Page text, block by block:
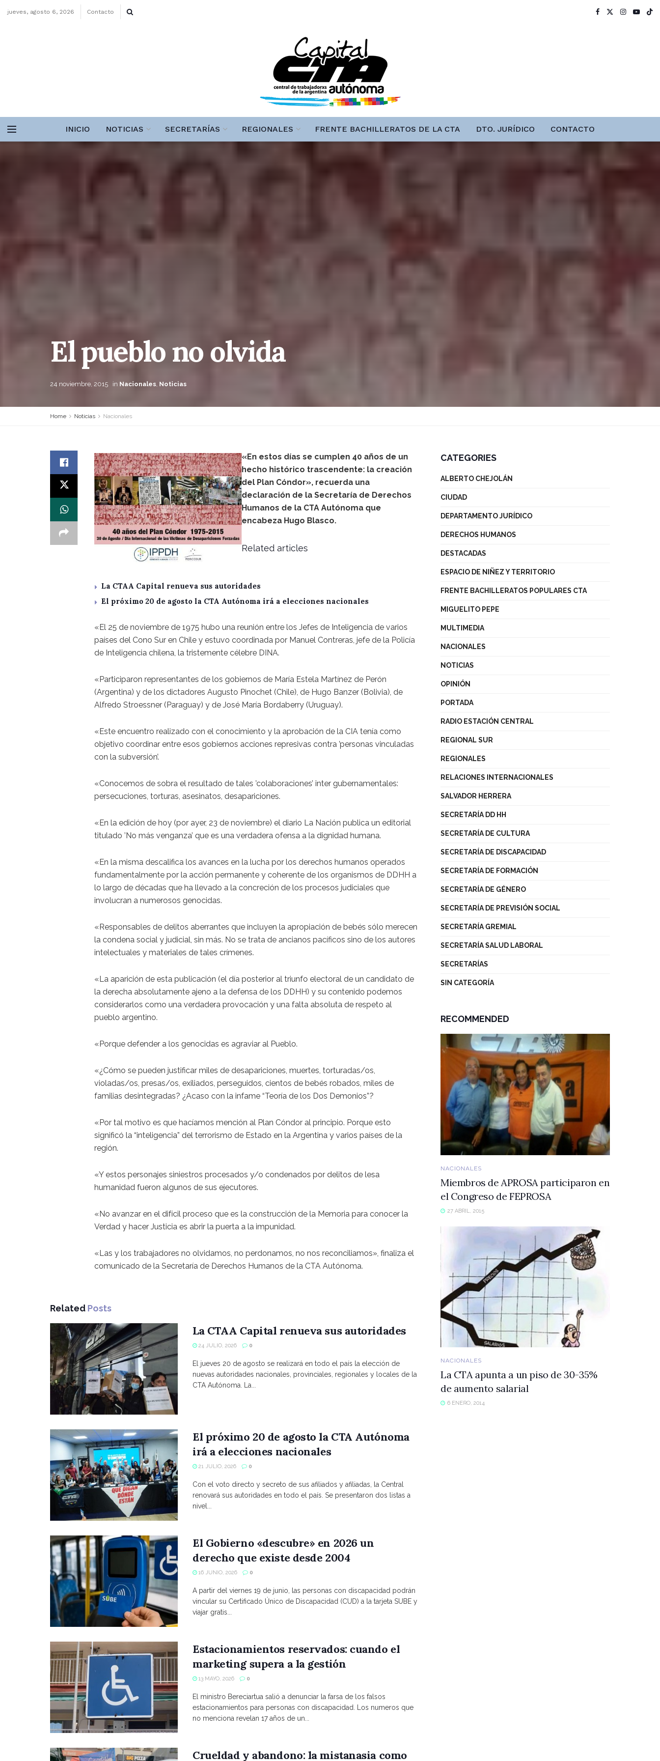
jueves, agosto 6, 2026 Contacto
INICIO NOTICIAS SECRETARÍAS REGIONALES FRENTE BACHILLERATOS DE LA CTA DTO. JURÍDICO CONTACTO
El pueblo no olvida
24 noviembre, 2015 in Nacionales, Noticias
Home Noticias Nacionales
«En estos días se cumplen 40 años de un
hecho histórico trascendente: la creación
del Plan Cóndor», recuerda una
declaración de la Secretaría de Derechos
Humanos de la CTA Autónoma que
encabeza Hugo Blasco.
Related articles
La CTAA Capital renueva sus autoridades
El próximo 20 de agosto la CTA Autónoma irá a elecciones nacionales
«El 25 de noviembre de 1975 hubo una reunión entre los Jefes de Inteligencia de varios
países del Cono Sur en Chile y estuvo coordinada por Manuel Contreras, jefe de la Policía
de Inteligencia chilena, la tristemente célebre DINA.
«Participaron representantes de los gobiernos de María Estela Martínez de Perón
(Argentina) y de los dictadores Augusto Pinochet (Chile), de Hugo Banzer (Bolivia), de
Alfredo Stroessner (Paraguay) y de José María Bordaberry (Uruguay).
«Este encuentro realizado con el conocimiento y la aprobación de la CIA tenía como
objetivo coordinar entre esos gobiernos acciones represivas contra ’personas vinculadas
con la subversión’.
«Conocemos de sobra el resultado de tales ’colaboraciones’ inter gubernamentales:
persecuciones, torturas, asesinatos, desapariciones.
«En la edición de hoy (por ayer, 23 de noviembre) el diario La Nación publica un editorial
titulado ’No más venganza’ que es una verdadera ofensa a la dignidad humana.
«En la misma descalifica los avances en la lucha por los derechos humanos operados
fundamentalmente por la acción permanente y coherente de los organismos de DDHH a
lo largo de décadas que ha llevado a la concreción de los procesos judiciales que
involucran a numerosos genocidas.
«Responsables de delitos aberrantes que incluyen la apropiación de bebés sólo merecen
la condena social y judicial, sin más. No se trata de ancianos pacíficos sino de los autores
intelectuales y materiales de tales crímenes.
«La aparición de esta publicación (el día posterior al triunfo electoral de un candidato de
la derecha absolutamente ajeno a la defensa de los DDHH) y su contenido podemos
considerarlos como una verdadera provocación y una falta absoluta de respeto al
pueblo argentino.
«Porque defender a los genocidas es agraviar al Pueblo.
«¿Cómo se pueden justificar miles de desapariciones, muertes, torturadas/os,
violadas/os, presas/os, exiliados, perseguidos, cientos de bebés robados, miles de
familias desintegradas? ¿Acaso con la infame “Teoría de los Dos Demonios”?
«Por tal motivo es que hacíamos mención al Plan Cóndor al principio. Porque esto
significó la “inteligencia” del terrorismo de Estado en la Argentina y varios países de la
región.
«Y estos personajes siniestros procesados y/o condenados por delitos de lesa
humanidad fueron algunos de sus ejecutores.
«No avanzar en el difícil proceso que es la construcción de la Memoria para conocer la
Verdad y hacer Justicia es abrir la puerta a la impunidad.
«Las y los trabajadores no olvidamos, no perdonamos, no nos reconciliamos», finaliza el
comunicado de la Secretaría de Derechos Humanos de la CTA Autónoma.
Related Posts
La CTAA Capital renueva sus autoridades
24 JULIO, 2026 0
El jueves 20 de agosto se realizará en todo el país la elección de
nuevas autoridades nacionales, provinciales, regionales y locales de la
CTA Autónoma. La...
El próximo 20 de agosto la CTA Autónoma
irá a elecciones nacionales
21 JULIO, 2026 0
Con el voto directo y secreto de sus afiliados y afiliadas, la Central
renovará sus autoridades en todo el país. Se presentaron dos listas a
nivel...
El Gobierno «descubre» en 2026 un
derecho que existe desde 2004
16 JUNIO, 2026 0
A partir del viernes 19 de junio, las personas con discapacidad podrán
vincular su Certificado Único de Discapacidad (CUD) a la tarjeta SUBE y
viajar gratis...
Estacionamientos reservados: cuando el
marketing supera a la gestión
13 MAYO, 2026 0
El ministro Bereciartua salió a denunciar la farsa de los falsos
estacionamientos para personas con discapacidad. Los numeros que
no menciona revelan 17 años de un...
Crueldad y abandono: la mistanasia como
CATEGORIES
ALBERTO CHEJOLÁN
CIUDAD
DEPARTAMENTO JURÍDICO
DERECHOS HUMANOS
DESTACADAS
ESPACIO DE NIÑEZ Y TERRITORIO
FRENTE BACHILLERATOS POPULARES CTA
MIGUELITO PEPE
MULTIMEDIA
NACIONALES
NOTICIAS
OPINIÓN
PORTADA
RADIO ESTACIÓN CENTRAL
REGIONAL SUR
REGIONALES
RELACIONES INTERNACIONALES
SALVADOR HERRERA
SECRETARÍA DD HH
SECRETARÍA DE CULTURA
SECRETARÍA DE DISCAPACIDAD
SECRETARÍA DE FORMACIÓN
SECRETARÍA DE GÉNERO
SECRETARÍA DE PREVISIÓN SOCIAL
SECRETARÍA GREMIAL
SECRETARÍA SALUD LABORAL
SECRETARÍAS
SIN CATEGORÍA
RECOMMENDED
NACIONALES
Miembros de APROSA participaron en
el Congreso de FEPROSA
27 ABRIL, 2015
NACIONALES
La CTA apunta a un piso de 30-35%
de aumento salarial
6 ENERO, 2014